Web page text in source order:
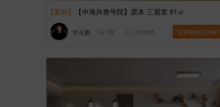
【案例】 【中海兴叁号院】原木 三居室 81㎡
李玉鹏 7张 1740浏览 这样装修多少钱?